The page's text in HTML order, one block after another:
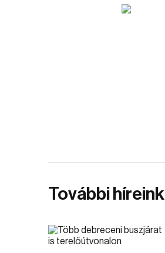
További híreink